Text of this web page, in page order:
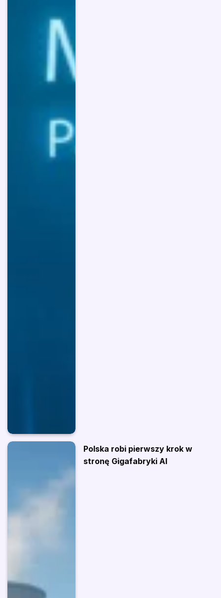
Polska robi pierwszy krok w
stronę Gigafabryki AI